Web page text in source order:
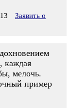
Заявить о
каждая
мелочь.
пример